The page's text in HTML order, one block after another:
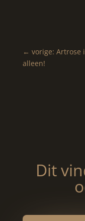
← vorige: Artrose
alleen!
Dit